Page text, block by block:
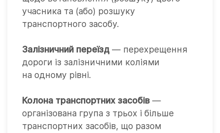
учасника та (або) розшуку
транспортного засобу.
Залізничний переїзд — перехрещення
дороги із залізничними коліями
на одному рівні.
Колона транспортних засобів —
організована група з трьох і більше
транспортних засобів, що разом